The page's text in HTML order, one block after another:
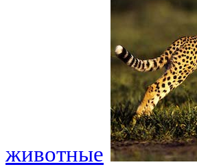
животные